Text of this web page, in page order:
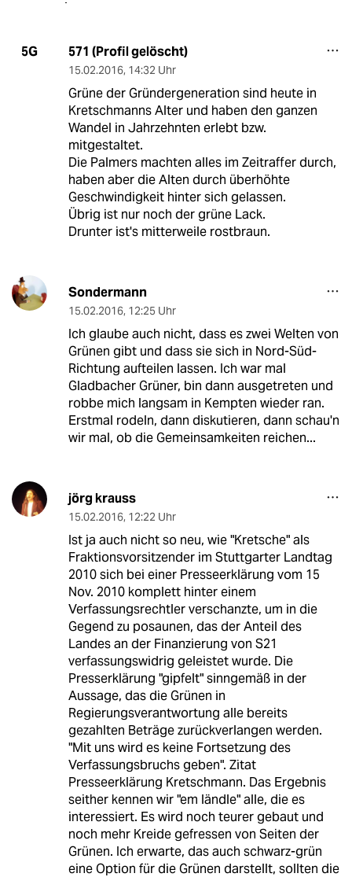
5G 571 (Profil gelöscht)
15.02.2016, 14:32 Uhr
Grüne der Gründergeneration sind heute in
Kretschmanns Alter und haben den ganzen
Wandel in Jahrzehnten erlebt bzw.
mitgestaltet.
Die Palmers machten alles im Zeitraffer durch,
haben aber die Alten durch überhöhte
Geschwindigkeit hinter sich gelassen.
Übrig ist nur noch der grüne Lack.
Drunter ist's mitterweile rostbraun.
Sondermann
15.02.2016, 12:25 Uhr
Ich glaube auch nicht, dass es zwei Welten von
Grünen gibt und dass sie sich in Nord-Süd-
Richtung aufteilen lassen. Ich war mal
Gladbacher Grüner, bin dann ausgetreten und
robbe mich langsam in Kempten wieder ran.
Erstmal rodeln, dann diskutieren, dann schau'n
wir mal, ob die Gemeinsamkeiten reichen...
jörg krauss
15.02.2016, 12:22 Uhr
Ist ja auch nicht so neu, wie "Kretsche" als
Fraktionsvorsitzender im Stuttgarter Landtag
2010 sich bei einer Presseerklärung vom 15
Nov. 2010 komplett hinter einem
Verfassungsrechtler verschanzte, um in die
Gegend zu posaunen, das der Anteil des
Landes an der Finanzierung von S21
verfassungswidrig geleistet wurde. Die
Presserklärung "gipfelt" sinngemäß in der
Aussage, das die Grünen in
Regierungsverantwortung alle bereits
gezahlten Beträge zurückverlangen werden.
"Mit uns wird es keine Fortsetzung des
Verfassungsbruchs geben". Zitat
Presseerklärung Kretschmann. Das Ergebnis
seither kennen wir "em ländle" alle, die es
interessiert. Es wird noch teurer gebaut und
noch mehr Kreide gefressen von Seiten der
Grünen. Ich erwarte, das auch schwarz-grün
eine Option für die Grünen darstellt, sollten die